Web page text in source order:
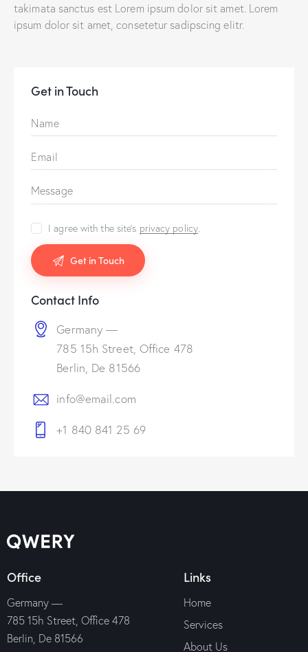
takimata sanctus est Lorem ipsum dolor sit amet. Lorem
ipsum dolor sit amet, consetetur sadipscing elitr.
Get in Touch
I agree with the site’s privacy policy.
Contact Info
Germany —
785 15h Street, Office 478
Berlin, De 81566
info@email.com
+1 840 841 25 69
Office
Germany —
785 15h Street, Office 478
Berlin, De 81566
Links
Home
Services
About Us